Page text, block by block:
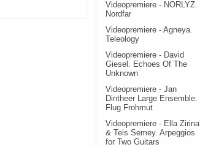
Videopremiere - NORLYZ.
Nordfar
Videopremiere - Agneya.
Teleology
Videopremiere - David
Giesel. Echoes Of The
Unknown
Videopremiere - Jan
Dintheer Large Ensemble.
Flug Frohmut
Videopremiere - Ella Zirina
& Teis Semey. Arpeggios
for Two Guitars